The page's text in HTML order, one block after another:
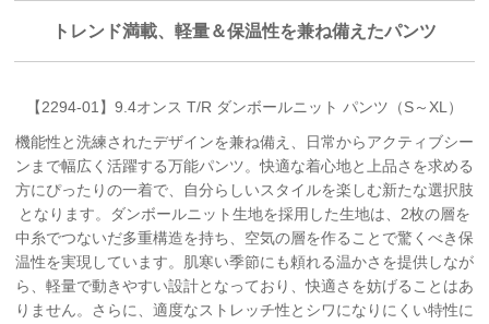
トレンド満載、軽量＆保温性を兼ね備えたパンツ
【2294-01】9.4オンス T/R ダンボールニット パンツ（S～XL）
機能性と洗練されたデザインを兼ね備え、日常からアクティブシー
ンまで幅広く活躍する万能パンツ。快適な着心地と上品さを求める
方にぴったりの一着で、自分らしいスタイルを楽しむ新たな選択肢
となります。ダンボールニット生地を採用した生地は、2枚の層を
中糸でつないだ多重構造を持ち、空気の層を作ることで驚くべき保
温性を実現しています。肌寒い季節にも頼れる温かさを提供しなが
ら、軽量で動きやすい設計となっており、快適さを妨げることはあ
りません。さらに、適度なストレッチ性とシワになりにくい特性に